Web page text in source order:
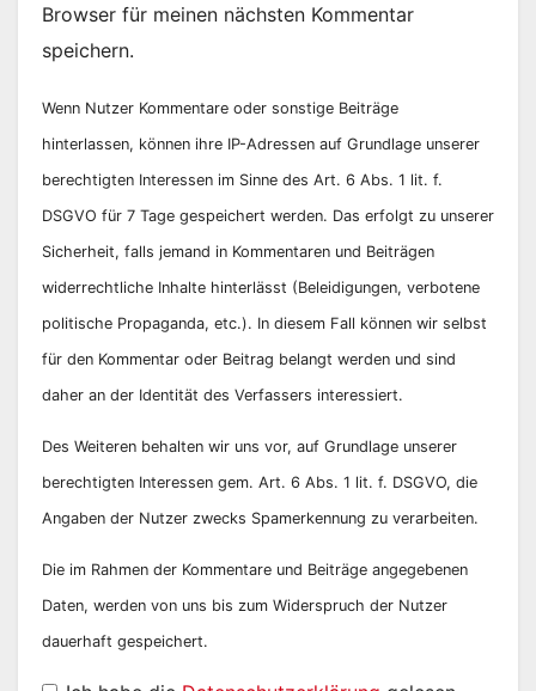
Browser für meinen nächsten Kommentar
speichern.
Wenn Nutzer Kommentare oder sonstige Beiträge
hinterlassen, können ihre IP-Adressen auf Grundlage unserer
berechtigten Interessen im Sinne des Art. 6 Abs. 1 lit. f.
DSGVO für 7 Tage gespeichert werden. Das erfolgt zu unserer
Sicherheit, falls jemand in Kommentaren und Beiträgen
widerrechtliche Inhalte hinterlässt (Beleidigungen, verbotene
politische Propaganda, etc.). In diesem Fall können wir selbst
für den Kommentar oder Beitrag belangt werden und sind
daher an der Identität des Verfassers interessiert.
Des Weiteren behalten wir uns vor, auf Grundlage unserer
berechtigten Interessen gem. Art. 6 Abs. 1 lit. f. DSGVO, die
Angaben der Nutzer zwecks Spamerkennung zu verarbeiten.
Die im Rahmen der Kommentare und Beiträge angegebenen
Daten, werden von uns bis zum Widerspruch der Nutzer
dauerhaft gespeichert.